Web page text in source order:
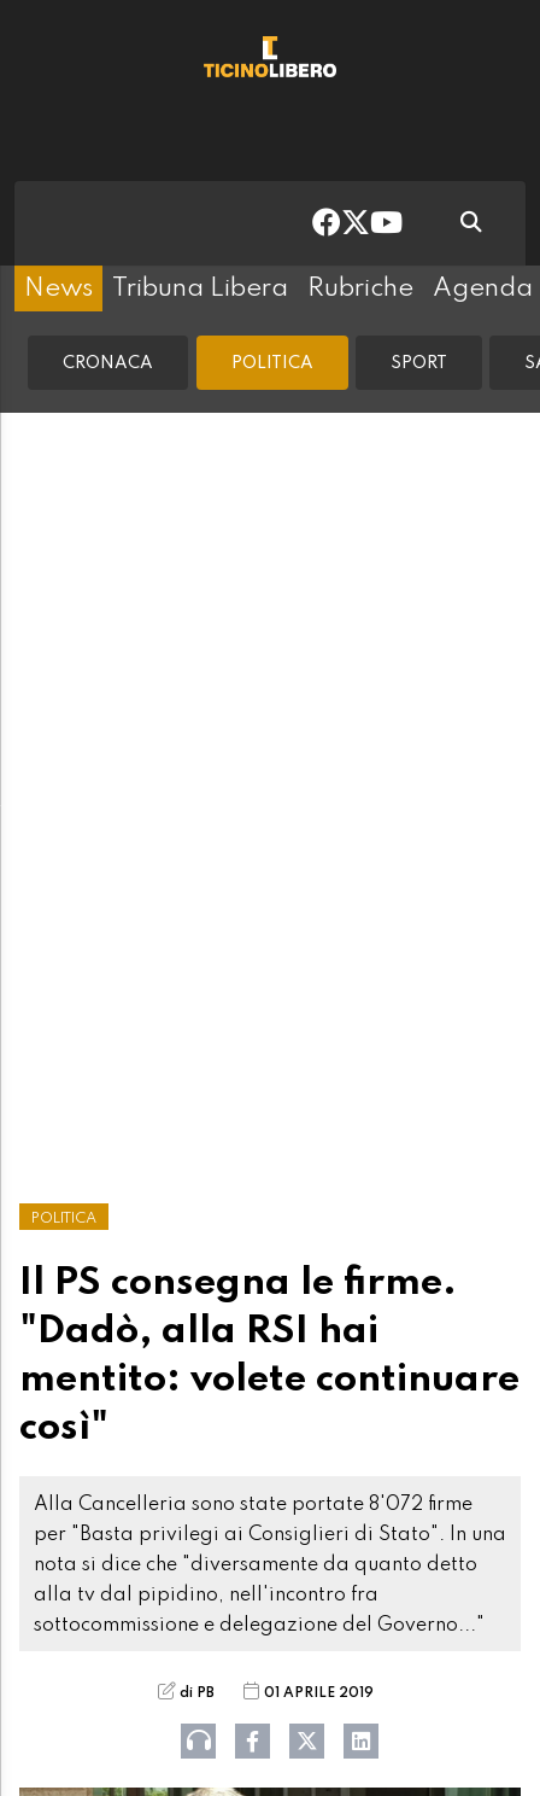
News Tribuna Libera Rubriche Agenda
CRONACA POLITICA SPORT
POLITICA
Il PS consegna le firme.
"Dadò, alla RSI hai
mentito: volete continuare
così"
Alla Cancelleria sono state portate 8'072 firme
per "Basta privilegi ai Consiglieri di Stato". In una
nota si dice che "diversamente da quanto detto
alla tv dal pipidino, nell'incontro fra
sottocommissione e delegazione del Governo..."
di PB 01 APRILE 2019